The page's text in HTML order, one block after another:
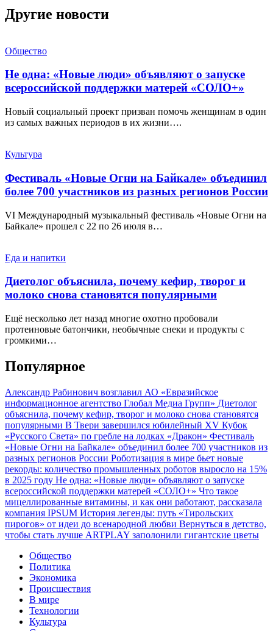
Другие новости
Общество
Не одна: «Новые люди» объявляют о запуске
всероссийской поддержки матерей «СОЛО+»
Новый социальный проект призван помочь женщинам в один
из самых важных периодов в их жизни….
Культура
Фестиваль «Новые Огни на Байкале» объединил
более 700 участников из разных регионов России
VI Международный музыкальный фестиваль «Новые Огни на
Байкале» прошел с 22 по 26 июля в…
Еда и напитки
Диетолог объяснила, почему кефир, творог и
молоко снова становятся популярными
Ещё несколько лет назад многие охотно пробовали
протеиновые батончики, необычные снеки и продукты с
громкими…
Популярное
Александр Рабинович возглавил АО «Евразийское
информационное агентство Глобал Медиа Групп» Диетолог
объяснила, почему кефир, творог и молоко снова становятся
популярными В Твери завершился юбилейный XV Кубок
«Русского Света» по гребле на лодках «Дракон» Фестиваль
«Новые Огни на Байкале» объединил более 700 участников из
разных регионов России Роботизация в мире бьет новые
рекорды: количество промышленных роботов выросло на 15%
в 2025 году Не одна: «Новые люди» объявляют о запуске
всероссийской поддержки матерей «СОЛО+» Что такое
мицеллированные витамины, и как они работают, рассказала
компания IPSUM История легенды: путь «Тирольских
пирогов» от идеи до всенародной любви Вернуться в детство,
чтобы стать лучше ARTPLAY заполонили гигантские цветы
Общество
Политика
Экономика
Происшествия
В мире
Технологии
Культура